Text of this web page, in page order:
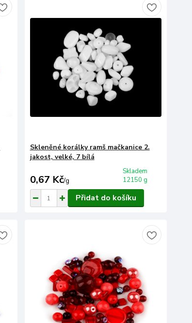
Skleněné korálky ramš mačkanice 2.
jakost, velké, 7 bílá
0,67 Kč/g
Skladem
12150 g
Přidat do košíku